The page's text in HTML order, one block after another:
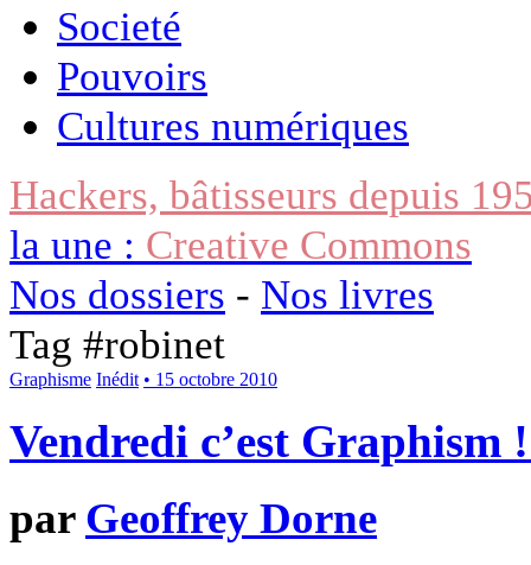
Societé
Pouvoirs
Cultures numériques
Hackers, bâtisseurs depuis
la une : Creative Commons
Nos dossiers - Nos livres
Tag #robinet
Graphisme Inédit • 15 octobre 2010
Vendredi c’est Graphism
par Geoffrey Dorne